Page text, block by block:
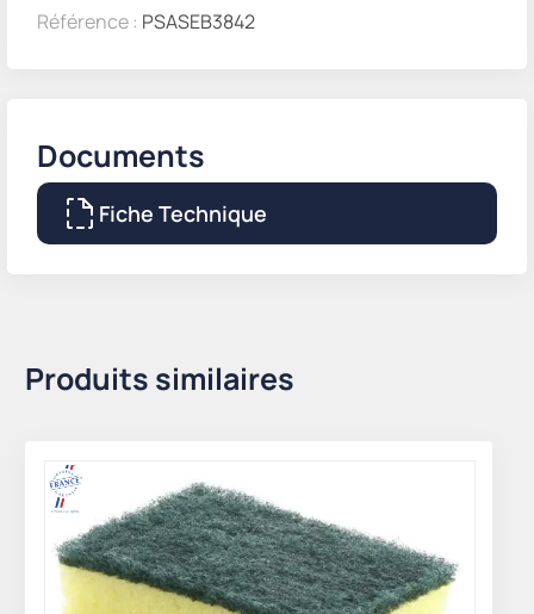
Référence : PSASEB3842
Documents
Fiche Technique
Produits similaires